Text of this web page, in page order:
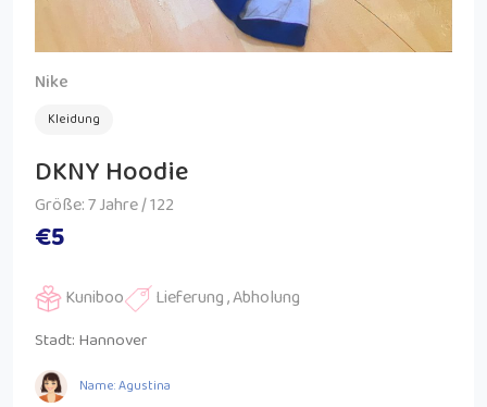
Nike
Kleidung
DKNY Hoodie
Größe: 7 Jahre / 122
€5
Kuniboo Lieferung , Abholung
Stadt: Hannover
Name: Agustina